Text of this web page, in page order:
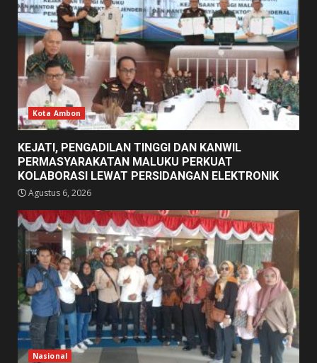
Kota Ambon
KEJATI, PENGADILAN TINGGI DAN KANWIL
PERMASYARAKATAN MALUKU PERKUAT
KOLABORASI LEWAT PERSIDANGAN ELEKTRONIK
Agustus 6, 2026
Nasional